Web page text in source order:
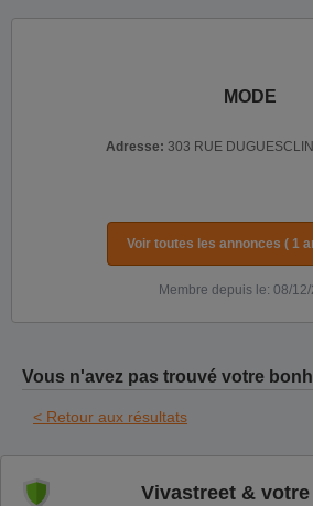
MODE
Adresse: 303 RUE
Voir toutes les annonces ( 1
Membre depuis le: 08/
Vous n'avez pas trouvé votre
< Retour aux résultats
Vivastreet &